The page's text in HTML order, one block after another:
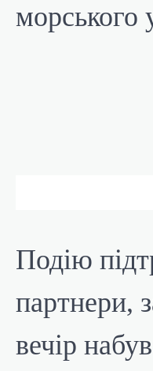
морського
Подію
партнери,
вечір